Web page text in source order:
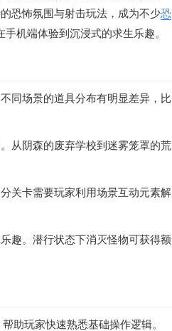
恐怖氛围与射击玩法，成为不少恐
机端体验到沉浸式的求生乐趣。
同场景的道具分布有明显差异，比
从阴森的废弃学校到迷雾笼罩的荒
关卡需要玩家利用场景互动元素解
趣。潜行状态下消灭怪物可获得额
助玩家快速熟悉基础操作逻辑。